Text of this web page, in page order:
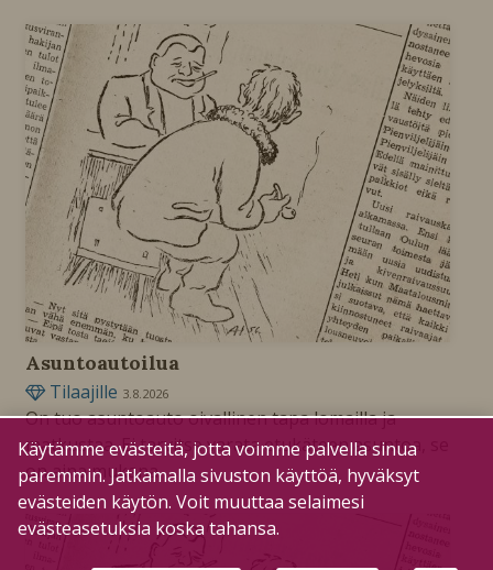
Asuntoautoilua
Tilaajille 3.8.2026
On tuo asuntoauto oivallinen tapa lomailla ja
matkustaa. Ei tarvitse varata etukäteen asuntoa, se
on aina mukana.
Käytämme evästeitä, jotta voimme palvella sinua
paremmin. Jatkamalla sivuston käyttöä, hyväksyt
evästeiden käytön. Voit muuttaa selaimesi
evästeasetuksia koska tahansa.